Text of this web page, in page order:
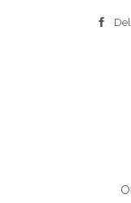
Del